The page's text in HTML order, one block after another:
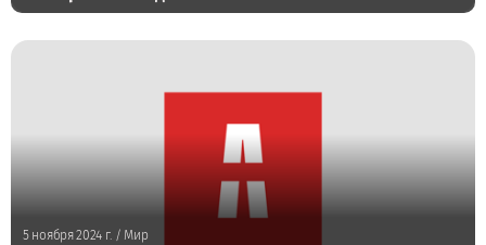
5 ноября 2024 г. / Мир